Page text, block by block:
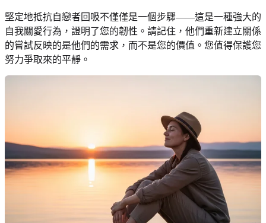
堅定地抵抗自戀者回吸不僅僅是一個步驟——這是一種強大的
自我關愛行為，證明了您的韌性。請記住，他們重新建立關係
的嘗試反映的是他們的需求，而不是您的價值。您值得保護您
努力爭取來的平靜。